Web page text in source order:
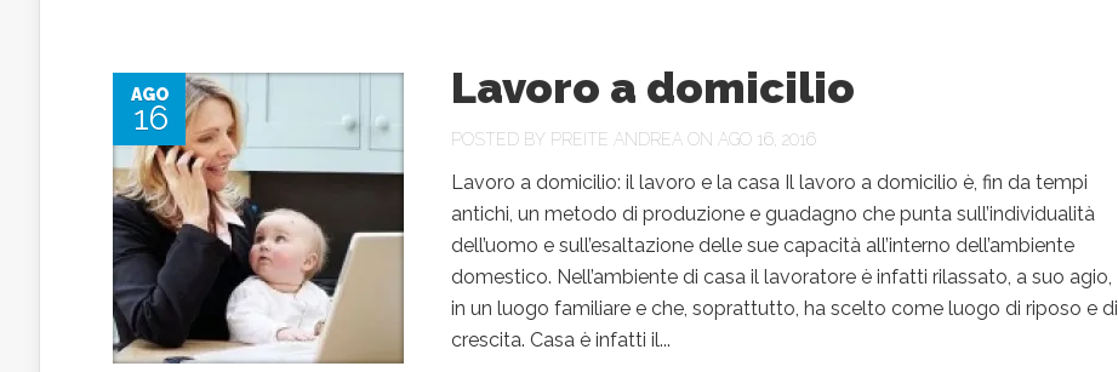
AGO
16
Lavoro a domicilio
POSTED BY PREITE ANDREA ON AGO 16, 2016
Lavoro a domicilio: il lavoro e la casa Il lavoro a domicilio è, fin da tempi
antichi, un metodo di produzione e guadagno che punta sull’individualità
dell’uomo e sull’esaltazione delle sue capacità all’interno dell’ambiente
domestico. Nell’ambiente di casa il lavoratore è infatti rilassato, a suo agio,
in un luogo familiare e che, soprattutto, ha scelto come luogo di riposo e di
crescita. Casa è infatti il...